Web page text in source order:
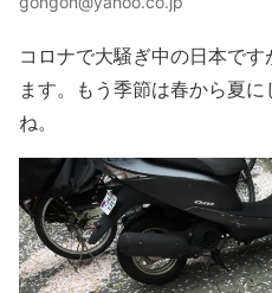
コロナで大騒ぎ中の日本で
ます。もう季節は春から夏
ね。